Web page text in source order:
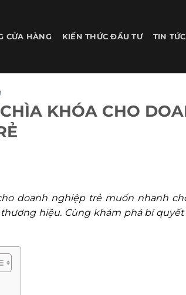
CỬA HÀNG KIẾN THỨC ĐẦU TƯ TIN TỨC
KHÓA CHO
doanh nghiệp trẻ muốn nhanh
hiệu. Cùng khám phá bí